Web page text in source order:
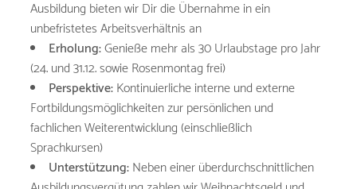
Ausbildung bieten wir Dir die Übernahme in ein
unbefristetes Arbeitsverhältnis an
Erholung:Genieße mehr als 30 Urlaubstage pro Jahr
(24. und 31.12. sowie Rosenmontag frei)
Perspektive:Kontinuierliche interne und externe
Fortbildungsmöglichkeiten zur persönlichen und
fachlichen Weiterentwicklung (einschließlich
Sprachkursen)
Unterstützung:Neben einer überdurchschnittlichen